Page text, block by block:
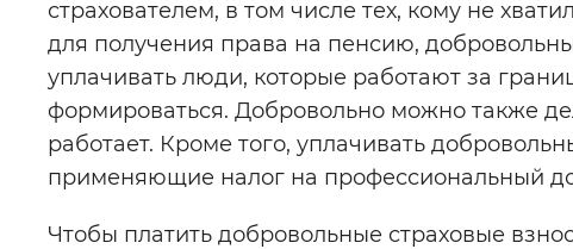
страхователем, в том числе тех, кому не
для получения права на пенсию,
уплачивать люди, которые работают за
формироваться. Добровольно можно также
работает. Кроме того, уплачивать
применяющие налог на профессиональный
Чтобы платить добровольные страховые